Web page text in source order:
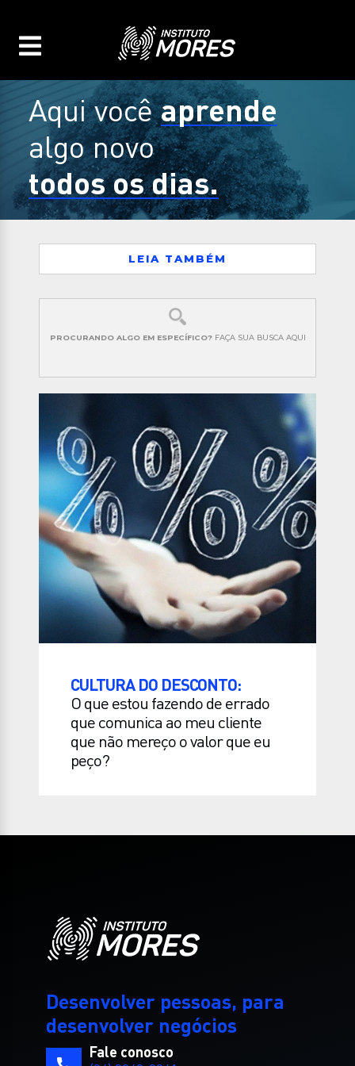
Aqui vocêaprende
algo novo
todos os dias.
LEIA TAMBÉM
PROCURANDO ALGO EM ESPECÍFICO? FAÇA SUA BUSCA AQUI
CULTURA DO DESCONTO:
O que estou fazendo de errado
que comunica ao meu cliente
que não mereço o valor que eu
peço?
Desenvolver pessoas, para
desenvolver negócios
Fale conosco